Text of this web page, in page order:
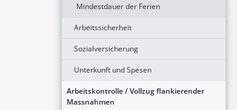
Mindestdauer der Ferien
Arbeitssicherheit
Sozialversicherung
Unterkunft und Spesen
Arbeitskontrolle / Vollzug flankierender
Massnahmen